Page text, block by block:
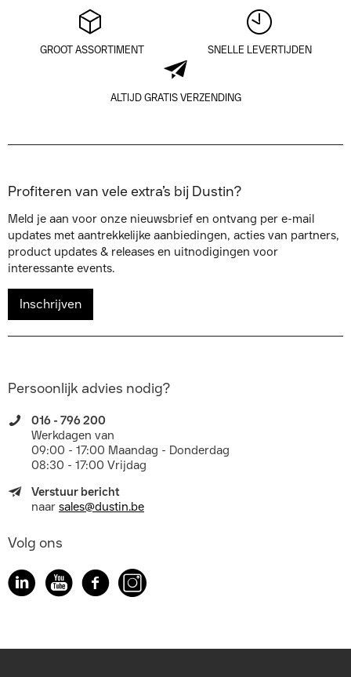
GROOT ASSORTIMENT SNELLE LEVERTIJDEN
ALTIJD GRATIS VERZENDING
Profiteren van vele extra’s bij Dustin?
Meld je aan voor onze nieuwsbrief en ontvang per e-mail
updates met aantrekkelijke aanbiedingen, acties van partners,
product updates & releases en uitnodigingen voor
interessante events.
Inschrijven
Persoonlijk advies nodig?
016 - 796 200
Werkdagen van
09:00 - 17:00 Maandag - Donderdag
08:30 - 17:00 Vrijdag
Verstuur bericht
naar sales@dustin.be
Volg ons